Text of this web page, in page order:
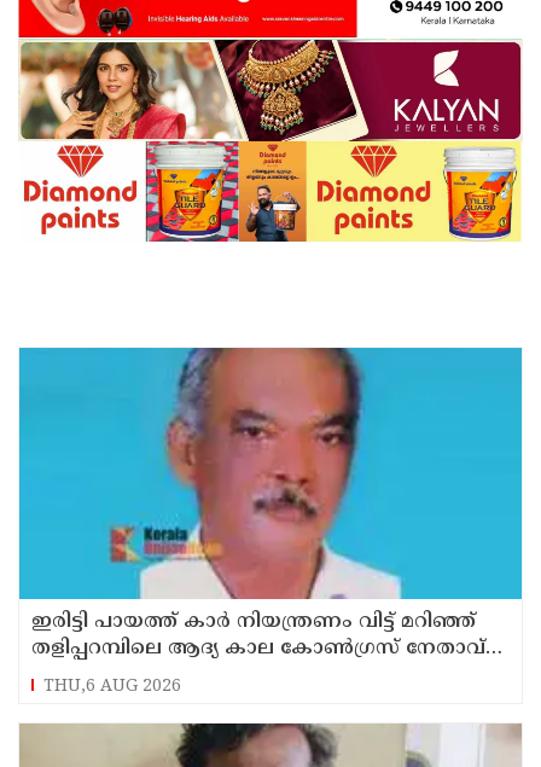
ഇരിട്ടി പായത്ത് കാർ നിയന്ത്രണം വിട്ട് മറിഞ്ഞ്
തളിപ്പറമ്പിലെ ആദ്യ കാല കോണ്‍ഗ്രസ് നേതാവ്
മരിച്ചു
THU,6 AUG 2026